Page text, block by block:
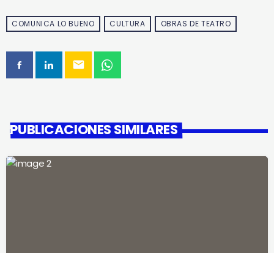
COMUNICA LO BUENO CULTURA OBRAS DE TEATRO
email
PUBLICACIONES SIMILARES